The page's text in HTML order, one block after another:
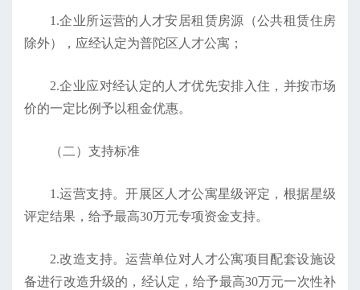
1.企业所运营的人才安居租赁房源（公共租赁住房
除外），应经认定为普陀区人才公寓；
2.企业应对经认定的人才优先安排入住，并按市场
价的一定比例予以租金优惠。
（二）支持标准
1.运营支持。开展区人才公寓星级评定，根据星级
评定结果，给予最高30万元专项资金支持。
2.改造支持。运营单位对人才公寓项目配套设施设
备进行改造升级的，经认定，给予最高30万元一次性补